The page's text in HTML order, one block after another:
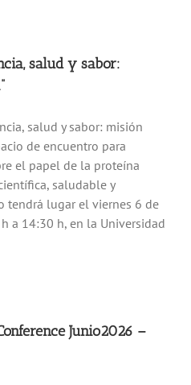
salud y sabor:
salud y sabor: misión
de encuentro para
el papel de la proteína
saludable y
tendrá lugar el viernes 6 de
a 14:30 h, en la Universidad
Junio2026 –